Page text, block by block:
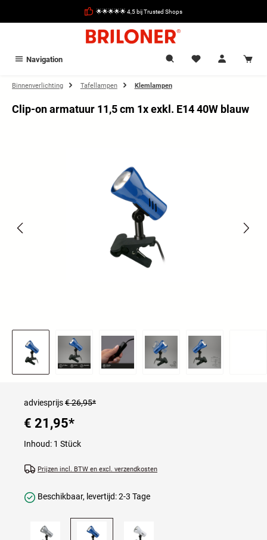
🌟🌟🌟🌟🌟 4,5 bij Trusted Shops
Navigation
Binnenverlichting Tafellampen Klemlampen
Clip-on armatuur 11,5 cm 1x exkl. E14 40W blauw
adviesprijs€ 26,95*
€ 21,95*
Inhoud: 1 Stück
Prijzen incl. BTW en excl. verzendkosten
Beschikbaar, levertijd: 2-3 Tage